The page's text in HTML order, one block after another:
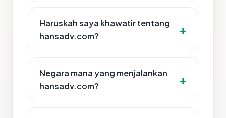
Haruskah saya khawatir tentang
hansadv.com?
Negara mana yang menjalankan
hansadv.com?